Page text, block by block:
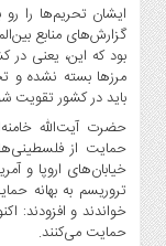
ایشان تحریم‌ها را
گزارش‌های منابع
بود که این، یعنی در
مرزها بسته نشده و
باید در کشور تقویت
حضرت آیت‌الله
حمایت از
خیابان‌های اروپا و
تروریسم به بهانه
خواندند و افزودند:
حمایت می‌کنند.